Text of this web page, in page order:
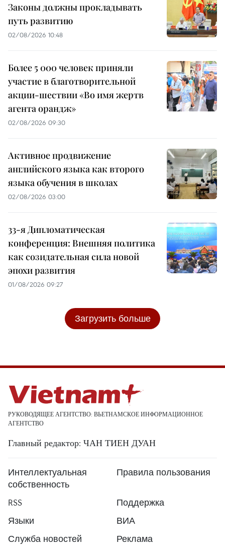
Законы должны прокладывать
путь развитию
02/08/2026 10:48
Более 5 000 человек приняли
участие в благотворительной
акции-шествии «Во имя жертв
агента орандж»
02/08/2026 09:30
Активное продвижение
английского языка как второго
языка обучения в школах
02/08/2026 03:00
33-я Дипломатическая
конференция: Внешняя политика
как созидательная сила новой
эпохи развития
01/08/2026 09:27
Загрузить больше
РУКОВОДЯЩЕЕ АГЕНТСТВО: ВЬЕТНАМСКОЕ ИНФОРМАЦИОННОЕ
АГЕНТСТВО
Главный редактор: ЧАН ТИЕН ДУАН
Интеллектуальная
собственность
Правила пользования
RSS
Поддержка
Языки
ВИА
Служба новостей
Реклама